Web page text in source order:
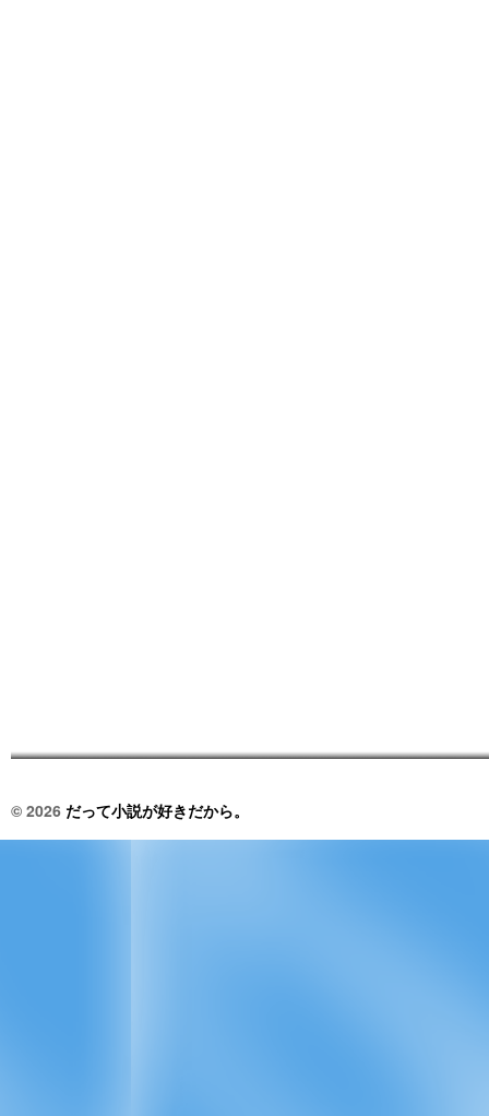
© 2026 だって小説が好きだから。